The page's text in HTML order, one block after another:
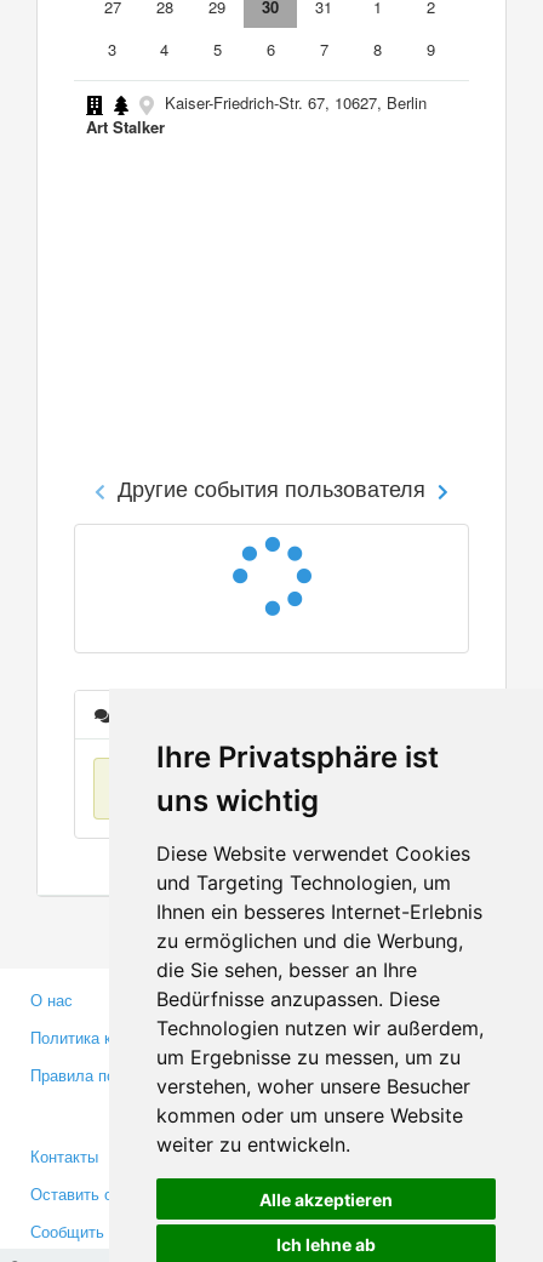
Ihre Privatsphäre ist
uns wichtig
Diese Website verwendet Cookies
und Targeting Technologien, um
Ihnen ein besseres Internet-Erlebnis
zu ermöglichen und die Werbung,
die Sie sehen, besser an Ihre
Bedürfnisse anzupassen. Diese
Technologien nutzen wir außerdem,
um Ergebnisse zu messen, um zu
verstehen, woher unsere Besucher
kommen oder um unsere Website
weiter zu entwickeln.
Alle akzeptieren
Ich lehne ab
27
28 29 30 31 1
2
3
4 5 6 7 8 9
Kaiser-Friedrich-Str. 67, 10627, Berlin
Art Stalker
Другие события пользователя
О нас
Политика конфиденциальности
Правила пользования
Партнерам
Инвесторам
Медиа
Контакты
Оставить отзыв
Сообщить об ошибке
Facebook
Twitter
YouTube